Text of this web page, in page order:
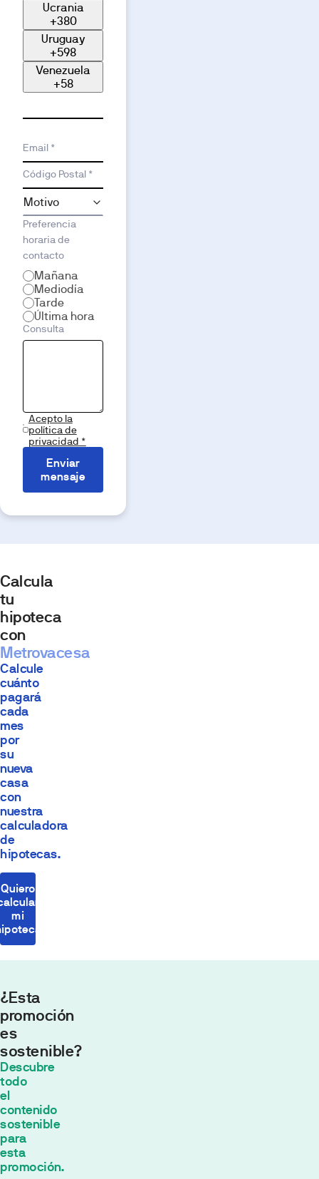
Ucrania
+380
Uruguay
+598
Venezuela
+58
Email *
Código Postal *
Preferencia
horaria de
contacto
Mañana
Mediodía
Tarde
Última hora
Consulta
Acepto la
política de
privacidad *
Enviar
mensaje
Calcula
tu
hipoteca
con
Metrovacesa
Calcule
cuánto
pagará
cada
mes
por
su
nueva
casa
con
nuestra
calculadora
de
hipotecas.
Quiero
mi
Cuota
€*
2% TIN
¿Esta
promoción
es
sostenible?
Descubre
todo
el
contenido
sostenible
para
esta
promoción.